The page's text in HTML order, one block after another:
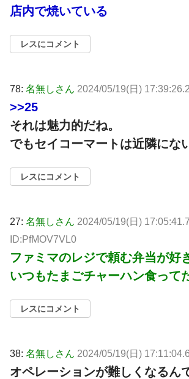
店内で焼いている
レスにコメント
78: 名無しさん 2024/05/19(日)
>>25
それは魅力的だね。
でもセイコーマートは近隣にな
レスにコメント
27: 名無しさん 2024/05/19(日)
ID:PfMOV7VL0
ファミマのレジで頼む弁当が好
いつもたまごチャーハン食って
レスにコメント
38: 名無しさん 2024/05/19(日)
オペレーションが難しくなるん